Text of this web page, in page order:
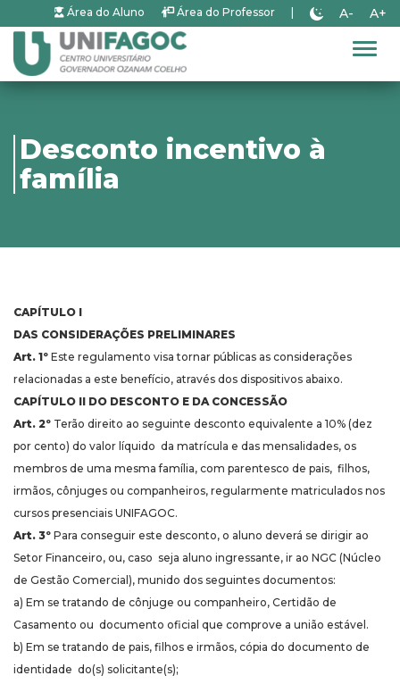
Área do Aluno Área do Professor A- A+
Desconto incentivo à
família
CAPÍTULO I
DAS CONSIDERAÇÕES PRELIMINARES
Art. 1º Este regulamento visa tornar públicas as considerações
relacionadas a este benefício, através dos dispositivos abaixo.
CAPÍTULO II DO DESCONTO E DA CONCESSÃO
Art. 2º Terão direito ao seguinte desconto equivalente a 10% (dez
por cento) do valor líquido da matrícula e das mensalidades, os
membros de uma mesma família, com parentesco de pais, filhos,
irmãos, cônjuges ou companheiros, regularmente matriculados nos
cursos presenciais UNIFAGOC.
Art. 3º Para conseguir este desconto, o aluno deverá se dirigir ao
Setor Financeiro, ou, caso seja aluno ingressante, ir ao NGC (Núcleo
de Gestão Comercial), munido dos seguintes documentos:
a) Em se tratando de cônjuge ou companheiro, Certidão de
Casamento ou documento oficial que comprove a união estável.
b) Em se tratando de pais, filhos e irmãos, cópia do documento de
identidade do(s) solicitante(s);